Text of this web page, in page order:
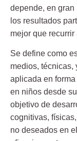
depende, en
los resultados
mejor que
Se define como
medios, técnicas,
aplicada en
en niños desde
objetivo de
cognitivas,
no deseados en